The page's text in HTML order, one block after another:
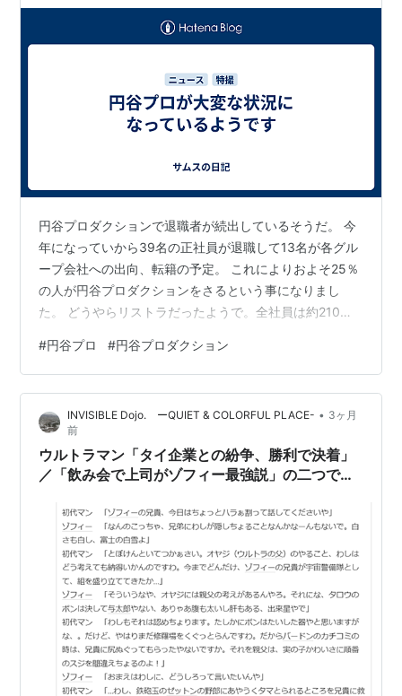
円谷プロダクションで退職者が続出しているそうだ。 今
年になっていから39名の正社員が退職して13名が各グル
ープ会社への出向、転籍の予定。 これによりおよそ25％
の人が円谷プロダクションをさるという事になりまし
た。 どうやらリストラだったようで。全社員は約210名
のか？とおもってしまう。 番組撮影、それも特撮となる
とかなり大変なはず。 技術関連は若い人たちに継承しな
いと簡単に途絶えてしまう。最悪の事態にならなければ
よいのですが・・・
#円谷プロ #円谷プロダクション
INVISIBLE Dojo. ーQUIET & COLORFUL PLACE- • 3ヶ月
前
ウルトラマン「タイ企業との紛争、勝利で決着」
／「飲み会で上司がゾフィー最強説」の二つで過